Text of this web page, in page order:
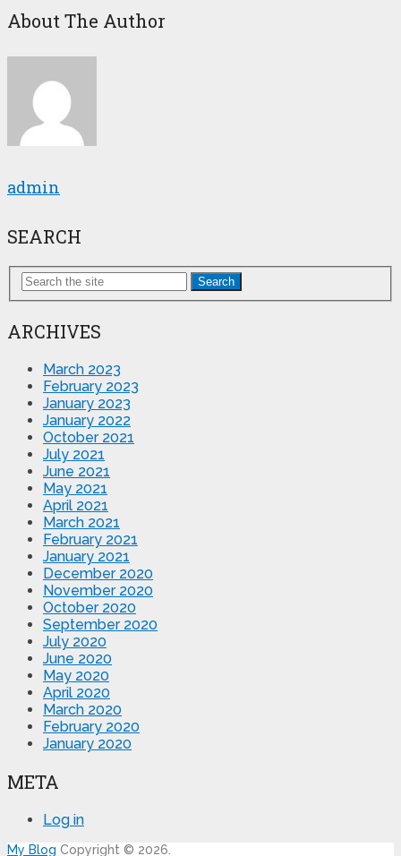
About The Author
admin
SEARCH
Search
ARCHIVES
March 2023
February 2023
January 2023
January 2022
October 2021
July 2021
June 2021
May 2021
April 2021
March 2021
February 2021
January 2021
December 2020
November 2020
October 2020
September 2020
July 2020
June 2020
May 2020
April 2020
March 2020
February 2020
January 2020
META
Log in
My Blog Copyright © 2026.